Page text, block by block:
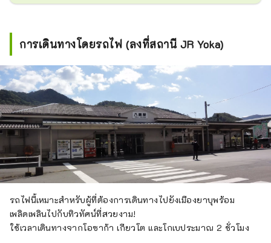
การเดินทางโดยรถไฟ (ลงที่สถานี JR Yoka)
รถไฟนี้เหมาะสำหรับผู้ที่ต้องการเดินทางไปยังเมืองยาบุพร้อม
เพลิดเพลินไปกับทิวทัศน์ที่สวยงาม!
ใช้เวลาเดินทางจากโอซาก้า เกียวโต และโกเบประมาณ 2 ชั่วโมง